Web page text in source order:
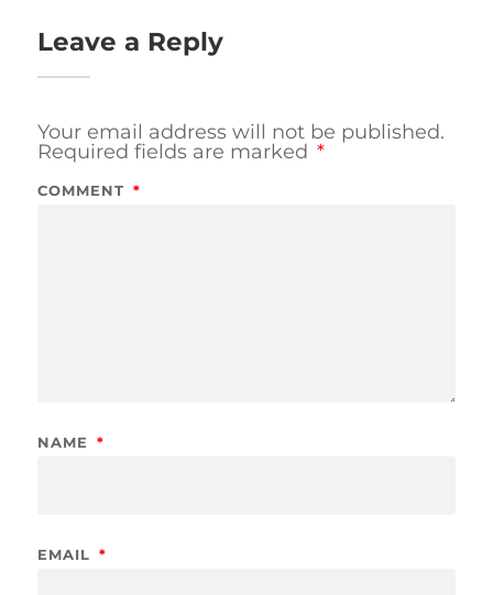
Leave a Reply
Your email address will not be published.
Required fields are marked *
COMMENT *
NAME *
EMAIL *